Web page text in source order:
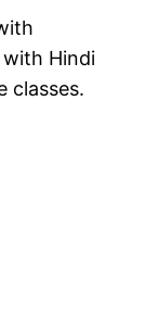
with Hindi
classes.